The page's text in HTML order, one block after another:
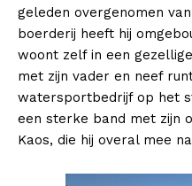
geleden overgenomen
boerderij heeft hij
woont zelf in een
met zijn vader en neef
watersportbedrijf op het
een sterke band met zijn
Kaos, die hij overal mee